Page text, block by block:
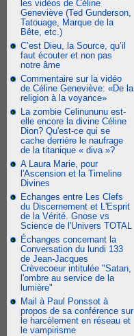
les vidéos de Céline
Geneviève (Ted Gunderson,
Tatouage, Marque de la
Bête, etc.)
C’est Dieu, la Source, qu’il
faut écouter et non pas
notre âme
Commentaire sur la vidéo
de Céline Geneviève: «De la
religion à la voyance»
La zombie Celinununu est-
elle encore la divine Céline
Dion? Qu'est-ce qui se
cache derrière le naufrage
de la titanique « diva »?
A Laura Marie, pour
l'Ascension et la Timeline
Divines
Echanges entre Les Clefs
du Discernement et L'Esprit
de la Vérité. Gnose vs
Science de l'Univers TOTAL
Échanges concernant la
Conversation du lundi 133
de Jean-Jacques
Crèvecoeur intitulée "Satan,
l'ombre au service de la
lumière"
Mail à Paul Ponssot à
propos de sa conférence sur
le harcèlement en réseau et
le vampirisme